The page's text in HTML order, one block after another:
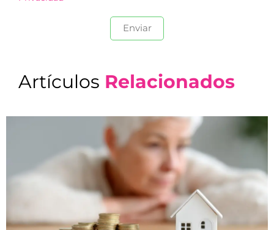
Artículos Relacionados